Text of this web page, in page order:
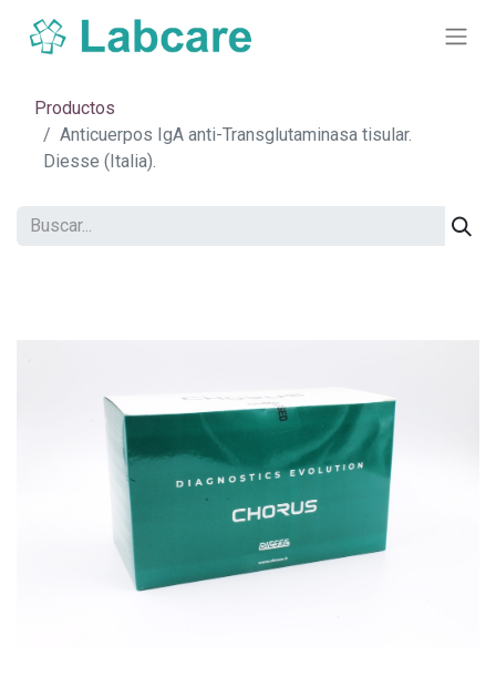
Productos
Anticuerpos IgA anti-Transglutaminasa tisular.
Diesse (Italia).